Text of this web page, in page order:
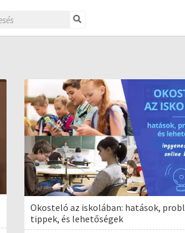
Okosteló az iskolában: hatások,
tippek, és lehetőségek